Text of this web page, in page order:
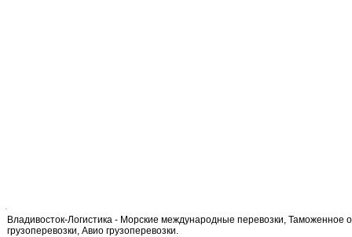
Владивосток-Логистика - Морские международные перевозки,
грузоперевозки, Авио грузоперевозки.